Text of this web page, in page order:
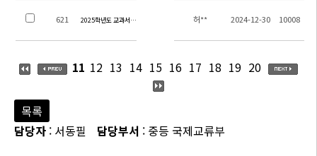
621 2025학년도 교과서 목록 허** 2024-12-30 10008
11 12 13 14 15 16 17 18 19 20
목록
담당자 : 서동필 담당부서 : 중등 국제교류부